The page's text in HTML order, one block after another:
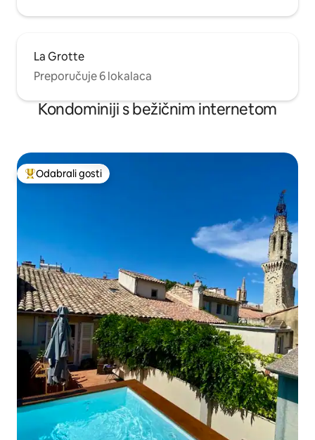
La Grotte
Preporučuje 6 lokalaca
Kondominiji s bežičnim internetom
Među najviše rangiranima s oznakom „Odabrali gosti”
Odabrali gosti